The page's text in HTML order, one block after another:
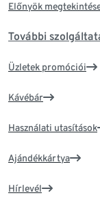
Előnyök
További
Üzletek promóciói
Kávébár
Használati utasítások
Ajándékkártya
Hírlevél